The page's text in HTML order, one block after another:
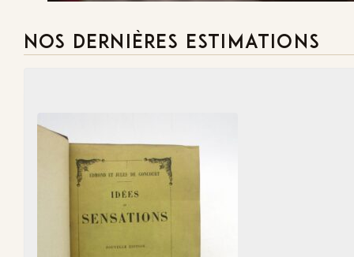
NOS DERNIÈRES ESTIMATIONS